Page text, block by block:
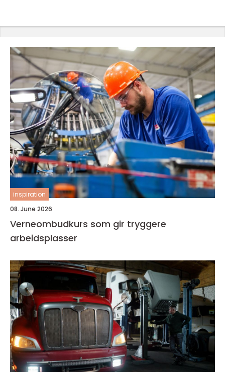
inspiration
08. June 2026
Verneombudkurs som gir tryggere
arbeidsplasser